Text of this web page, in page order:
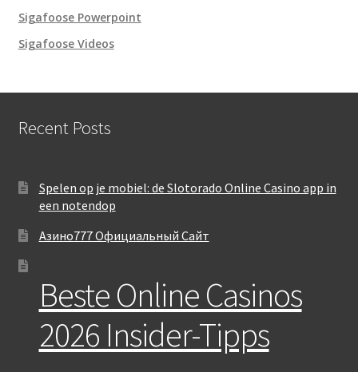
Sigafoose Powerpoint
Sigafoose Videos
Recent Posts
Spelen op je mobiel: de Slotorado Online Casino app in
een notendop
Азино777 Официальный Сайт
Beste Online Casinos
2026 Insider-Tipps